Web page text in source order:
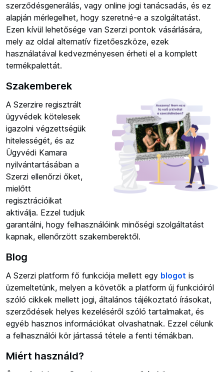
szerződésgenerálás, vagy online jogi tanácsadás, és ez
alapján mérlegelhet, hogy szeretné-e a szolgáltatást.
Ezen kívül lehetősége van Szerzi pontok vásárlására,
mely az oldal alternatív fizetőeszköze, ezek
használatával kedvezményesen érheti el a komplett
termékpalettát.
Szakemberek
A Szerzire regisztrált
ügyvédek kötelesek
igazolni végzettségük
hitelességét, és az
Ügyvédi Kamara
nyilvántartásában a
Szerzi ellenőrzi őket,
mielőtt
regisztrációikat
aktiválja. Ezzel tudjuk
garantálni, hogy felhasználóink minőségi szolgáltatást
kapnak, ellenőrzött szakemberektől.
Blog
A Szerzi platform fő funkciója mellett egy blogot is
üzemeltetünk, melyen a követők a platform új funkcióiról
szóló cikkek mellett jogi, általános tájékoztató írásokat,
szerződések helyes kezeléséről szóló tartalmakat, és
egyéb hasznos információkat olvashatnak. Ezzel célunk
a felhasználói kör jártassá tétele a fenti témákban.
Miért használd?